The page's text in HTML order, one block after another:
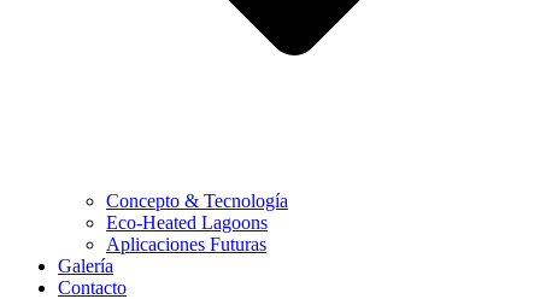
Concepto & Tecnología
Eco-Heated Lagoons
Aplicaciones Futuras
Galería
Contacto